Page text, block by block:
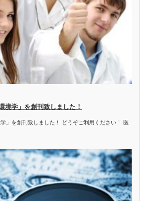
境学」を創刊致しました！
」を創刊致しました！ どうぞご利用ください！ 医